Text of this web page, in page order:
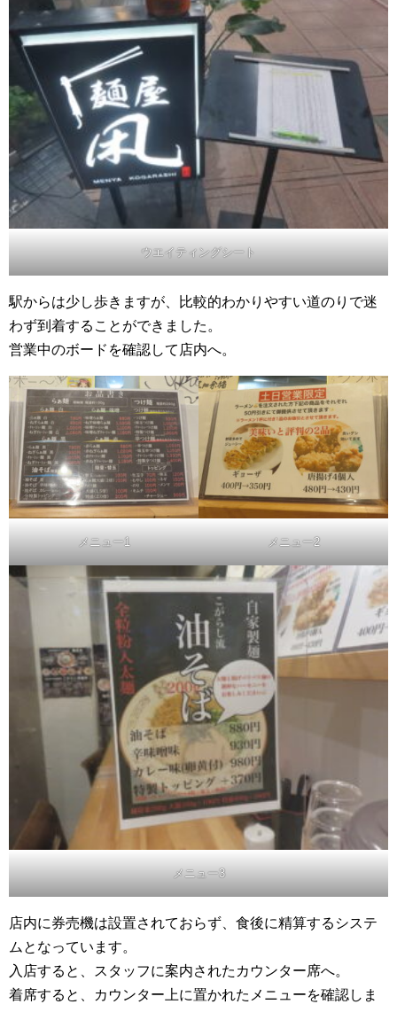
ウエイティングシート
駅からは少し歩きますが、比較的わかりやすい道のりで迷
わず到着することができました。
営業中のボードを確認して店内へ。
メニュー1 メニュー2
メニュー3
店内に券売機は設置されておらず、食後に精算するシステ
ムとなっています。
入店すると、スタッフに案内されたカウンター席へ。
着席すると、カウンター上に置かれたメニューを確認しま